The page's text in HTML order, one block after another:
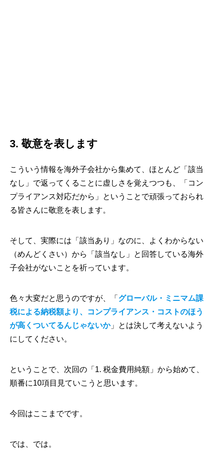
3. 敬意を表します
こういう情報を海外子会社から集めて、ほとんど「該当
なし」で返ってくることに虚しさを覚えつつも、「コン
プライアンス対応だから」ということで頑張っておられ
る皆さんに敬意を表します。
そして、実際には「該当あり」なのに、よくわからない
（めんどくさい）から「該当なし」と回答している海外
子会社がないことを祈っています。
色々大変だと思うのですが、「 グローバル・ミニマム課
税による納税額より、コンプライアンス・コストのほう
が高くついてるんじゃないか」とは決して考えないよう
にしてください。
ということで、次回の「1. 税金費用純額」から始めて、
順番に10項目見ていこうと思います。
今回はここまでです。
では、では。